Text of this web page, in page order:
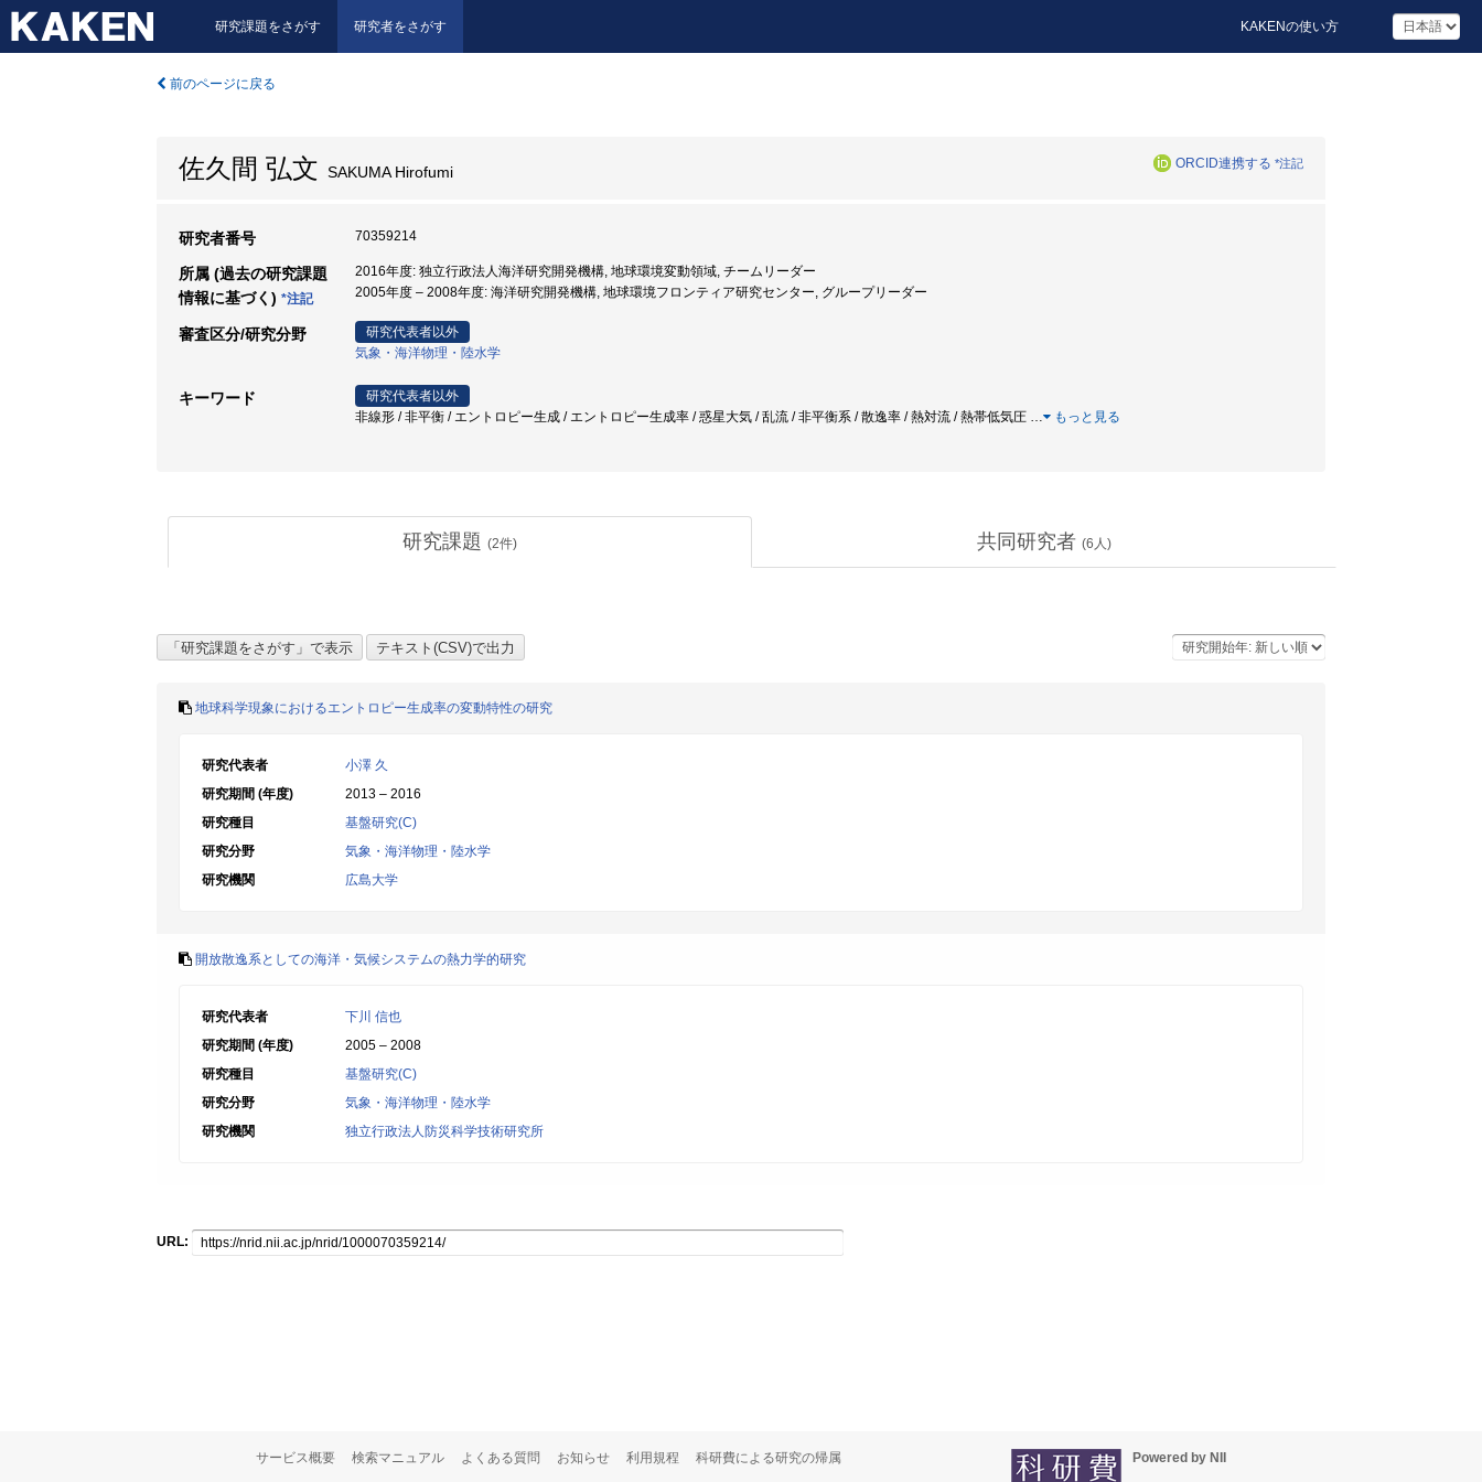
研究課題をさがす 研究者をさがす KAKENの使い方
前のページに戻る
佐久間 弘文 SAKUMA Hirofumi ORCID連携する *注記
研究者番号 70359214
所属 (過去の研究課題
情報に基づく) *注記
2016年度: 独立行政法人海洋研究開発機構, 地球環境変動領域, チームリーダー
2005年度 – 2008年度: 海洋研究開発機構, 地球環境フロンティア研究センター, グループリーダー
審査区分/研究分野
研究代表者以外
気象・海洋物理・陸水学
キーワード
研究代表者以外
非線形 / 非平衡 / エントロピー生成 / エントロピー生成率 / 惑星大気 / 乱流 / 非平衡系 / 散逸率 / 熱対流 / 熱帯低気圧 … もっと見る
研究課題 (2件) 共同研究者 (6 人)
地球科学現象におけるエントロピー生成率の変動特性の研究
研究代表者
小澤 久
研究期間 (年度)
2013 – 2016
研究種目
基盤研究(C)
研究分野
気象・海洋物理・陸水学
研究機関
広島大学
開放散逸系としての海洋・気候システムの熱力学的研究
研究代表者
下川 信也
研究期間 (年度)
2005 – 2008
研究種目
基盤研究(C)
研究分野
気象・海洋物理・陸水学
研究機関
独立行政法人防災科学技術研究所
URL:
サービス概要 検索マニュアル よくある質問 お知らせ 利用規程 科研費による研究の帰属 Powered by NII